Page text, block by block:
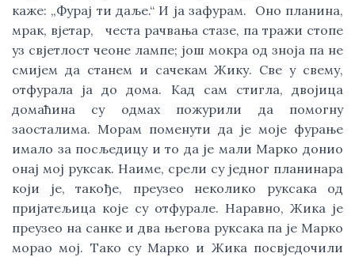
каже: „Фурај ти даље.“ И ја зафурам. Оно планина,
мрак, вјетар, честа рачвања стазе, па тражи стопе
уз свјетлост чеоне лампе; још мокра од зноја па не
смијем да станем и сачекам Жику. Све у свему,
отфурала ја до дома. Кад сам стигла, двојица
домаћина су одмах пожурили да помогну
заосталима. Морам поменути да је моје фурање
имало за посљедицу и то да је мали Марко донио
онај мој руксак. Наиме, срели су једног планинара
који је, такође, преузео неколико руксака од
пријатељица које су отфурале. Наравно, Жика је
преузео на санке и два његова руксака па је Марко
морао мој. Тако су Марко и Жика посвједочили